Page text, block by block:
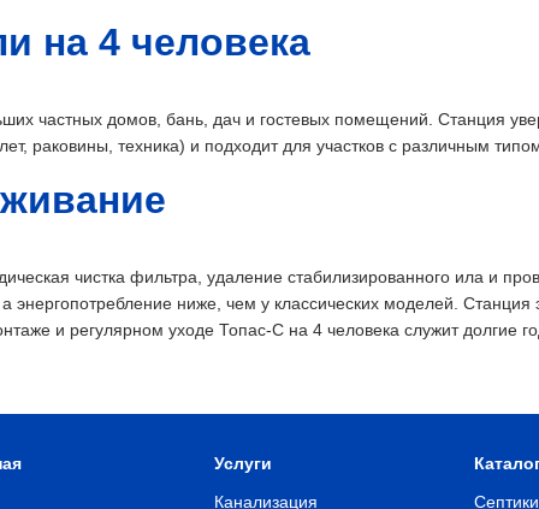
на 4 человека
частных домов, бань, дач и гостевых помещений. Станция
раковины, техника) и подходит для участков с различным
чистка фильтра, удаление стабилизированного ила и
ниже, чем у классических моделей. Станция
и регулярном уходе Топас-С на 4 человека служит долгие
Услуги
Канализация
Септики